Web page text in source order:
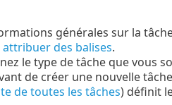
générales sur la
attribuer des balises.
le type de tâche que vous
de créer une nouvelle
de toutes les tâches) définit